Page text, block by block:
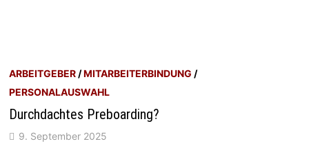
ARBEITGEBER /MITARBEITERBINDUNG /
PERSONALAUSWAHL
Durchdachtes Preboarding?
9. September 2025